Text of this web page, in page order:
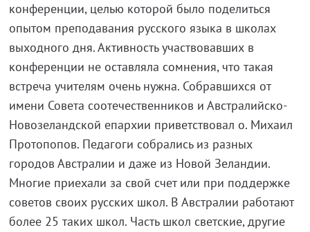
конференции, целью которой было поделиться
опытом преподавания русского языка в школах
выходного дня. Активность участвовавших в
конференции не оставляла сомнения, что такая
встреча учителям очень нужна. Собравшихся от
имени Совета соотечественников и Австралийско-
Новозеландской епархии приветствовал о. Михаил
Протопопов. Педагоги собрались из разных
городов Австралии и даже из Новой Зеландии.
Многие приехали за свой счет или при поддержке
советов своих русских школ. В Австралии работают
более 25 таких школ. Часть школ светские, другие